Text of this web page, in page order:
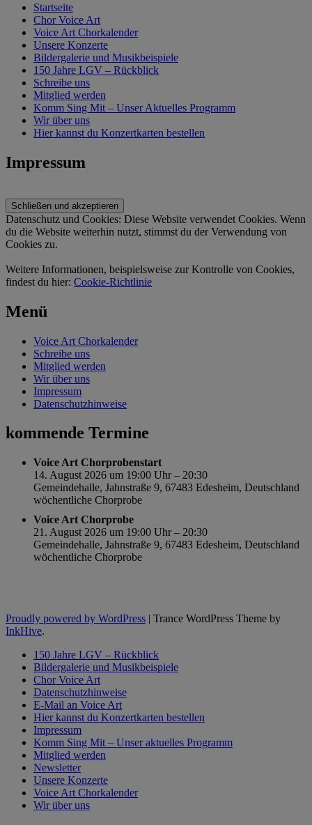
Startseite
Chor Voice Art
Voice Art Chorkalender
Unsere Konzerte
Bildergalerie und Musikbeispiele
150 Jahre LGV – Rückblick
Schreibe uns
Mitglied werden
Komm Sing Mit – Unser Aktuelles Programm
Wir über uns
Hier kannst du Konzertkarten bestellen
Impressum
Datenschutz und Cookies: Diese Website verwendet Cookies. Wenn
du die Website weiterhin nutzt, stimmst du der Verwendung von
Cookies zu.
Weitere Informationen, beispielsweise zur Kontrolle von Cookies,
findest du hier: Cookie-Richtlinie
Menü
Voice Art Chorkalender
Schreibe uns
Mitglied werden
Wir über uns
Impressum
Datenschutzhinweise
kommende Termine
Voice Art Chorprobenstart
14. August 2026 um 19:00 Uhr – 20:30
Gemeindehalle, Jahnstraße 9, 67483 Edesheim, Deutschland
wöchentliche Chorprobe
Voice Art Chorprobe
21. August 2026 um 19:00 Uhr – 20:30
Gemeindehalle, Jahnstraße 9, 67483 Edesheim, Deutschland
wöchentliche Chorprobe
Proudly powered by WordPress | Trance WordPress Theme by
InkHive.
150 Jahre LGV – Rückblick
Bildergalerie und Musikbeispiele
Chor Voice Art
Datenschutzhinweise
E-Mail an Voice Art
Hier kannst du Konzertkarten bestellen
Impressum
Komm Sing Mit – Unser aktuelles Programm
Mitglied werden
Newsletter
Unsere Konzerte
Voice Art Chorkalender
Wir über uns